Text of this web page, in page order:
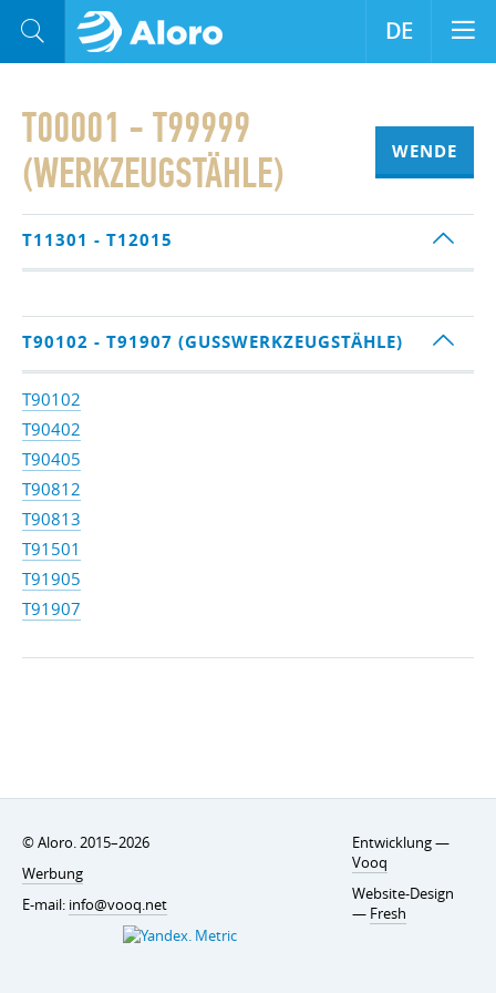
T00001 - T99999
(WERKZEUGSTÄHLE)
WENDE
T11301 - T12015
T90102 - T91907 (GUSSWERKZEUGSTÄHLE)
T90102
T90402
T90405
T90812
T90813
T91501
T91905
T91907
© Aloro. 2015–2026
Werbung
E-mail: info@vooq.net
Entwicklung —
Vooq
Website-Design
— Fresh
DE